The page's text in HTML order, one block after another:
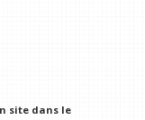
site dans le